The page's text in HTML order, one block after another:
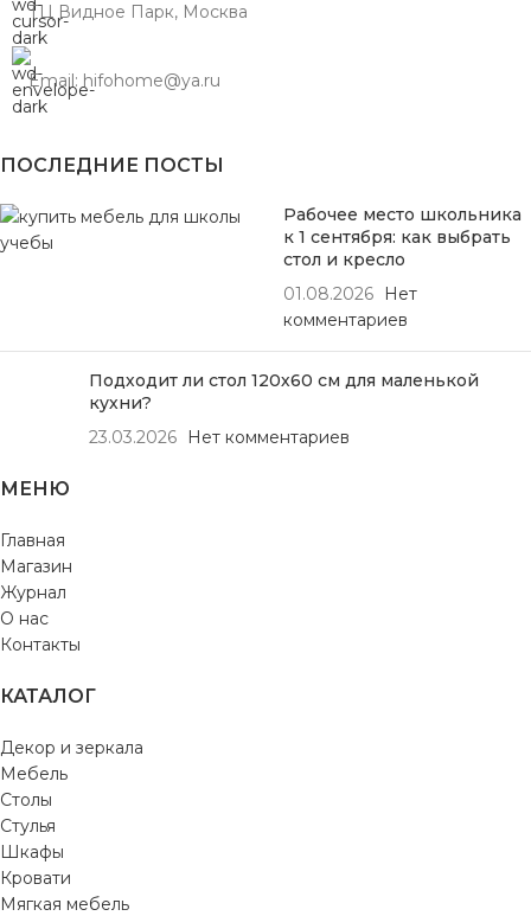
ТЦ Видное Парк, Москва
Email: hifohome@ya.ru
ПОСЛЕДНИЕ ПОСТЫ
Рабочее место школьника
к 1 сентября: как выбрать
стол и кресло
01.08.2026
Нет
комментариев
Подходит ли стол 120х60 см для маленькой
кухни?
23.03.2026
Нет комментариев
МЕНЮ
Главная
Магазин
Журнал
О нас
Контакты
КАТАЛОГ
Декор и зеркала
Мебель
Столы
Стулья
Шкафы
Кровати
Мягкая мебель